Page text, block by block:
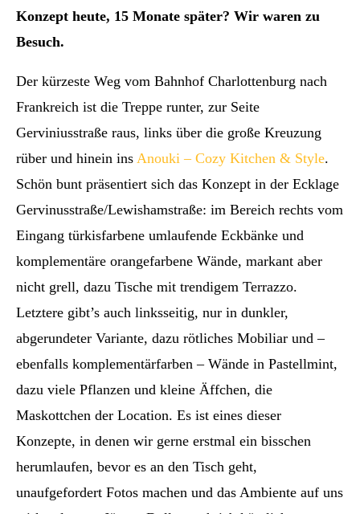
Konzept heute, 15 Monate später? Wir waren zu
Besuch.
Der kürzeste Weg vom Bahnhof Charlottenburg nach
Frankreich ist die Treppe runter, zur Seite
Gerviniusstraße raus, links über die große Kreuzung
rüber und hinein ins Anouki – Cozy Kitchen & Style.
Schön bunt präsentiert sich das Konzept in der Ecklage
Gervinusstraße/Lewishamstraße: im Bereich rechts vom
Eingang türkisfarbene umlaufende Eckbänke und
komplementäre orangefarbene Wände, markant aber
nicht grell, dazu Tische mit trendigem Terrazzo.
Letztere gibt’s auch linksseitig, nur in dunkler,
abgerundeter Variante, dazu rötliches Mobiliar und –
ebenfalls komplementärfarben – Wände in Pastellmint,
dazu viele Pflanzen und kleine Äffchen, die
Maskottchen der Location. Es ist eines dieser
Konzepte, in denen wir gerne erstmal ein bisschen
herumlaufen, bevor es an den Tisch geht,
unaufgefordert Fotos machen und das Ambiente auf uns